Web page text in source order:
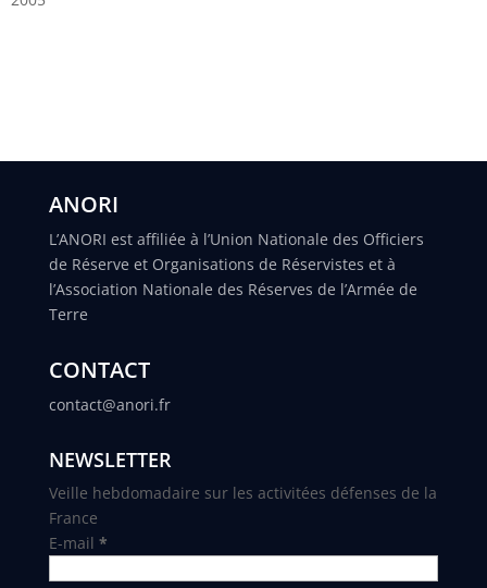
ANORI
L’ANORI est affiliée à l’Union Nationale des Officiers
de Réserve et Organisations de Réservistes et à
l’Association Nationale des Réserves de l’Armée de
Terre
CONTACT
contact@anori.fr
NEWSLETTER
Veille hebdomadaire sur les activitées défenses de la
France
E-mail *